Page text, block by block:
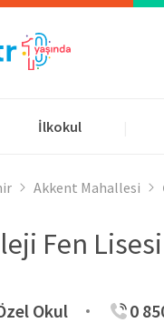
İlkokul
Akkent Mahallesi
Fen Lisesi
Okul 0